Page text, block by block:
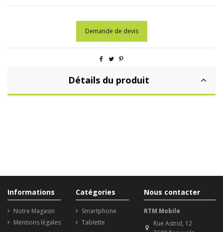
Demande de devis
Détails du produit
Informations
Notre Magasin
Mentions légales
Catégories
Smartphone
Tablette
Nous contacter
RTM Mobile
Rue Astrid, 12